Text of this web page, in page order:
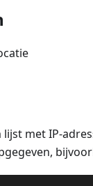
met IP-